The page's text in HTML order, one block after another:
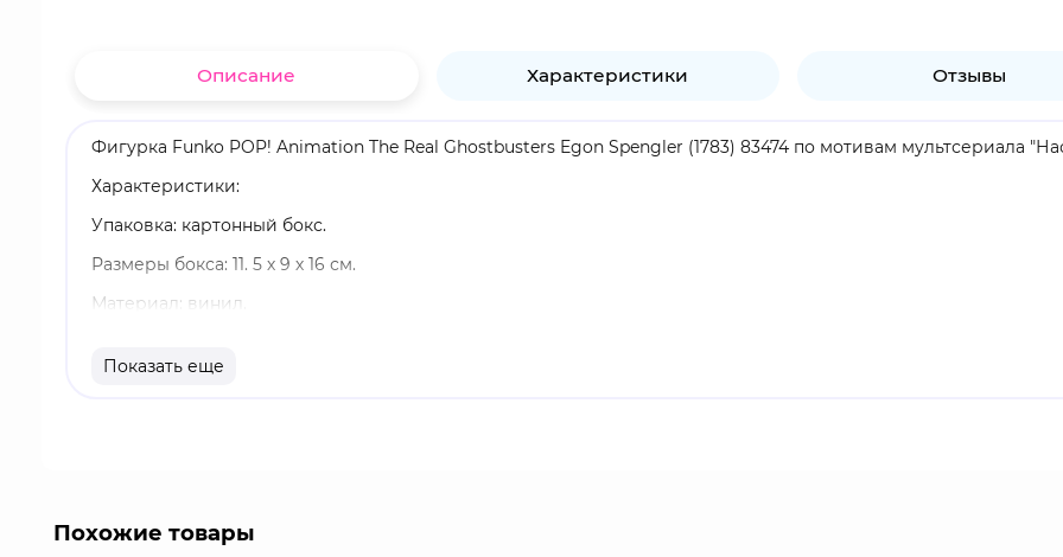
Описание Характеристики Отзывы
Фигурка Funko POP! Animation The Real Ghostbusters Egon Spengler (1783) 83474 по мотивам мультсериала
Характеристики:
Упаковка: картонный бокс.
Размеры бокса: 11. 5 х 9 х 16 см.
Материал: винил.
Разработчик/Издатель: Funko.
Показать еще
Похожие товары